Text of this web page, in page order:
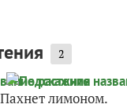
2
лимоном.